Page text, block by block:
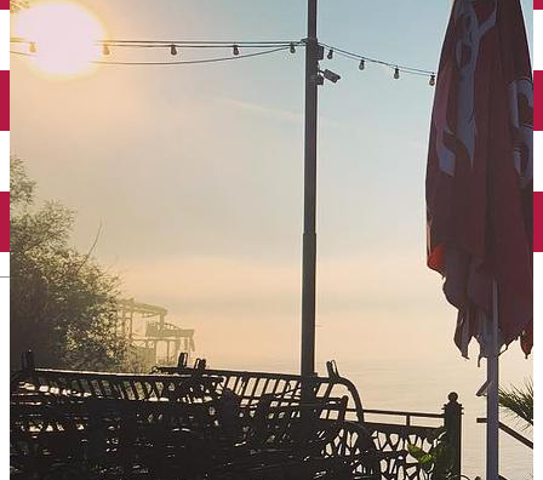
English
Închirieri biciclete
Taxi
Încărcare vehicule electrice